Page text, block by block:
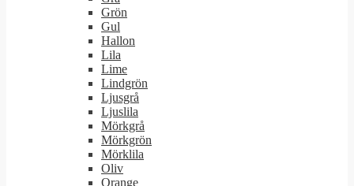
Grön
Gul
Hallon
Lila
Lime
Lindgrön
Ljusgrå
Ljuslila
Mörkgrå
Mörkgrön
Mörklila
Oliv
Orange